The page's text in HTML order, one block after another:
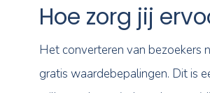
e-mailadres). Hierdoor
Door je website, Funda